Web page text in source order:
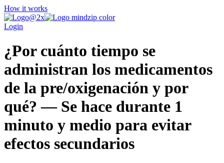
How it works
Login
¿Por cuánto tiempo se
administran los medicamentos
de la pre/oxigenación y por
qué? — Se hace durante 1
minuto y medio para evitar
efectos secundarios